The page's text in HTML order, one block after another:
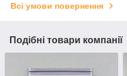
Всі умови повернення
Подібні товари компанії